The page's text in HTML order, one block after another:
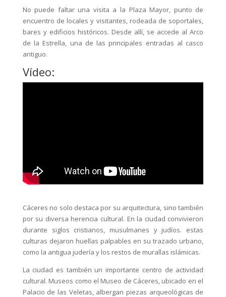
No puede faltar una visita a la Plaza Mayor, punto de
encuentro de locales y visitantes, rodeada de soportales,
bares y edificios históricos. Desde allí, se accede al Arco
de la Estrella, una de las principales entradas al casco
antiguo.
Vídeo:
Cáceres no solo destaca por su arquitectura, sino también
por su diversa herencia cultural. En la ciudad convivieron
durante siglos cristianos, musulmanes y judíos. estas
culturas dejaron huellas palpables en su trazado urbano,
como la antigua judería y los restos de murallas islámicas.
La ciudad es también un importante centro de actividad
cultural. Museos como el Museo de Cáceres, ubicado en el
Palacio de las Veletas, albergan piezas arqueológicas de